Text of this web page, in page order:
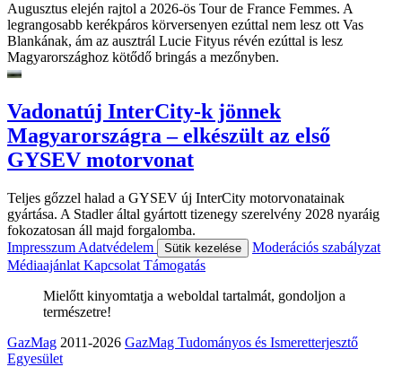
Augusztus elején rajtol a 2026-ös Tour de France Femmes. A
legrangosabb kerékpáros körversenyen ezúttal nem lesz ott Vas
Blankának, ám az ausztrál Lucie Fityus révén ezúttal is lesz
Magyarországhoz kötődő bringás a mezőnyben.
Vadonatúj InterCity-k jönnek
Magyarországra – elkészült az első
GYSEV motorvonat
Teljes gőzzel halad a GYSEV új InterCity motorvonatainak
gyártása. A Stadler által gyártott tizenegy szerelvény 2028 nyaráig
fokozatosan áll majd forgalomba.
Impresszum Adatvédelem Sütik kezelése
Moderációs szabályzat
Médiaajánlat Kapcsolat Támogatás
Mielőtt kinyomtatja a weboldal tartalmát, gondoljon a
természetre!
GazMag 2011-2026 GazMag Tudományos és Ismeretterjesztő
Egyesület